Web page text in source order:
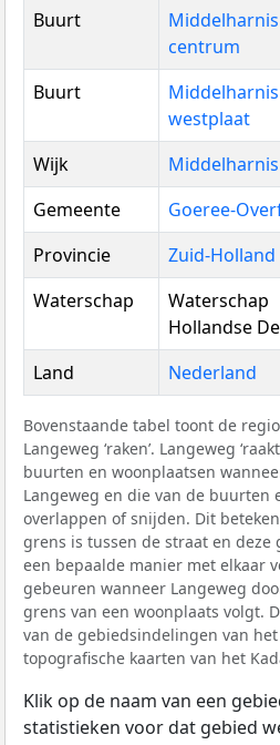
Buurt
Middelharnis
centrum
Buurt
Middelharnis
westplaat
Wijk Middelharnis
Gemeente
Goeree-
Provincie
Zuid-Holland
Waterschap
Waterschap
Hollandse
Land Nederland
Bovenstaande tabel toont de
Langeweg ‘raken’. Langeweg
buurten en woonplaatsen
Langeweg en die van de buurten
overlappen of snijden. Dit
grens is tussen de straat en deze
een bepaalde manier met elkaar
gebeuren wanneer Langeweg
grens van een woonplaats volgt.
van de gebiedsindelingen van het
topografische kaarten van het
Klik op de naam van een
statistieken voor dat gebied